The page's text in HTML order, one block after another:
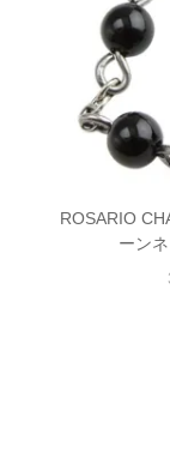
ROSARIO
ーン